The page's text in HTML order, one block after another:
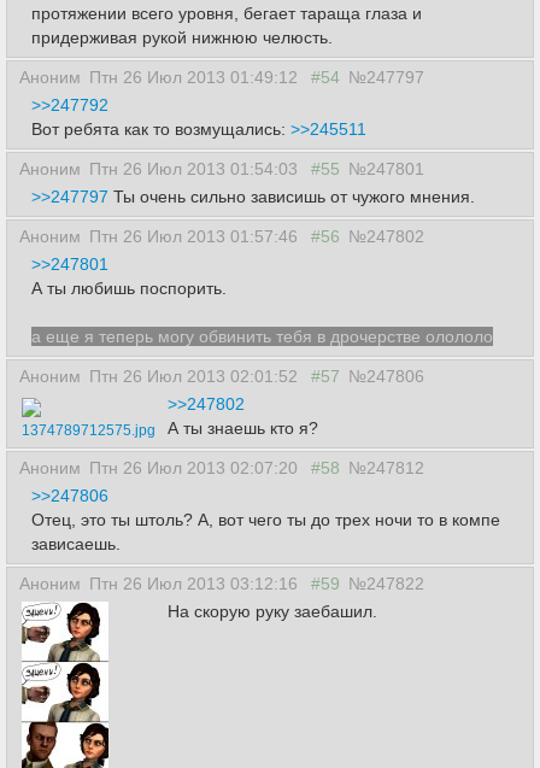
протяжении всего уровня, бегает тараща глаза и
придерживая рукой нижнюю челюсть.
Аноним Птн 26 Июл 2013 01:49:12 #54 №247797
>>247792
Вот ребята как то возмущались: >>245511
Аноним Птн 26 Июл 2013 01:54:03 #55 №247801
>>247797 Ты очень сильно зависишь от чужого мнения.
Аноним Птн 26 Июл 2013 01:57:46 #56 №247802
>>247801
А ты любишь поспорить.
а еще я теперь могу обвинить тебя в дрочерстве олололо
Аноним Птн 26 Июл 2013 02:01:52 #57 №247806
1374789712575.jpg
>>247802
А ты знаешь кто я?
Аноним Птн 26 Июл 2013 02:07:20 #58 №247812
>>247806
Отец, это ты штоль? А, вот чего ты до трех ночи то в компе
зависаешь.
Аноним Птн 26 Июл 2013 03:12:16 #59 №247822
На скорую руку заебашил.